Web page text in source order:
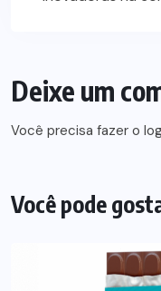
Deixe um
Você precisa fazer o
Você pode